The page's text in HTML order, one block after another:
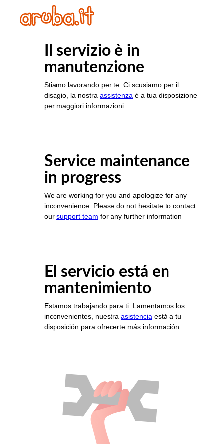
Il servizio è in
manutenzione
Stiamo lavorando per te. Ci scusiamo per il
disagio, la nostra assistenza è a tua disposizione
per maggiori informazioni
Service maintenance
in progress
We are working for you and apologize for any
inconvenience. Please do not hesitate to contact
our support team for any further information
El servicio está en
mantenimiento
Estamos trabajando para ti. Lamentamos los
inconvenientes, nuestra asistencia está a tu
disposición para ofrecerte más información